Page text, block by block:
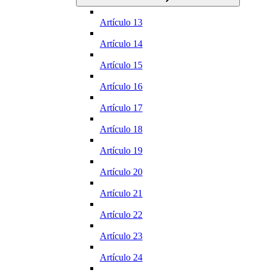
Artículo 13
Artículo 14
Artículo 15
Artículo 16
Artículo 17
Artículo 18
Artículo 19
Artículo 20
Artículo 21
Artículo 22
Artículo 23
Artículo 24